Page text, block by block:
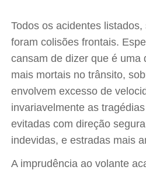
Todos os acidentes
foram colisões frontais.
cansam de dizer que é uma
mais mortais no trânsito,
envolvem excesso de
invariavelmente as
evitadas com direção
indevidas, e estradas mais
A imprudência ao volante